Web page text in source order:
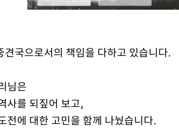
견국으로서의 책임을 다하고 있습니다.
님은
사를 되짚어 보고,
전에 대한 고민을 함께 나눴습니다.